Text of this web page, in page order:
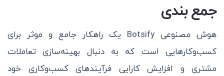
جمع بندی
هوش مصنوعی Botsify یک راهکار جامع و موثر برای
کسب‌وکارهایی است که به دنبال بهینه‌سازی تعاملات
مشتری و افزایش کارایی فرآیندهای کسب‌وکاری خود